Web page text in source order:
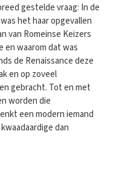
gestelde vraag: In de
het haar opgevallen
van Romeinse Keizers
en waarom dat was
de Renaissance deze
en op zoveel
gebracht. Tot en met
worden die
een modern iemand
dan